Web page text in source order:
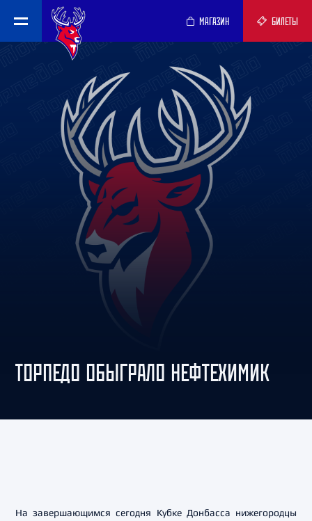
МАГАЗИН БИЛЕТЫ
ТОРПЕДО ОБЫГРАЛО НЕФТЕХИМИК
На завершающимся сегодня Кубке Донбасса нижегородцы